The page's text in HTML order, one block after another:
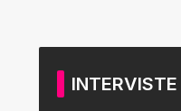
INTERVISTE